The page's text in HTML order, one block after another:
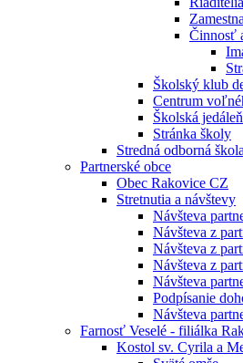
Činnosť
Školský klub
Centrum
Školská jedáleň
Stránka školy
Stredná odborná škola
Partnerské obce
Obec Rakovice CZ
Stretnutia a návštevy
Návšteva
Návšteva z
Návšteva z
Návšteva z
Návšteva
Podpísanie
Návšteva
Farnosť Veselé - filiálka
Kostol sv. Cyrila a